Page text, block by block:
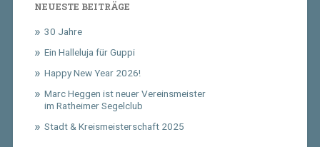
NEUESTE BEITRÄGE
30 Jahre
Ein Halleluja für Guppi
Happy New Year 2026!
Marc Heggen ist neuer Vereinsmeister
im Ratheimer Segelclub
Stadt & Kreismeisterschaft 2025